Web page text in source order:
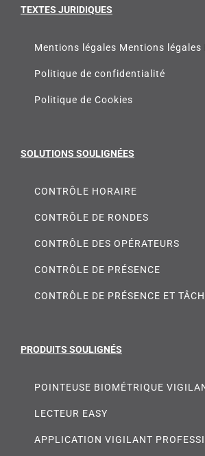
TEXTES JURIDIQUES
Mentions légales Mentions légales
Politique de confidentialité
Politique de Cookies
SOLUTIONS SOULIGNÉES
CONTRÔLE HORAIRE
CONTRÔLE DE RONDES
CONTRÔLE DES OPÉRATEURS
CONTRÔLE DE PRÉSENCE
CONTRÔLE DE PRÉSENCE ET
PRODUITS SOULIGNÉS
POINTEUSE BIOMÉTRIQUE
LECTEUR EASY
APPLICATION VIGILANT